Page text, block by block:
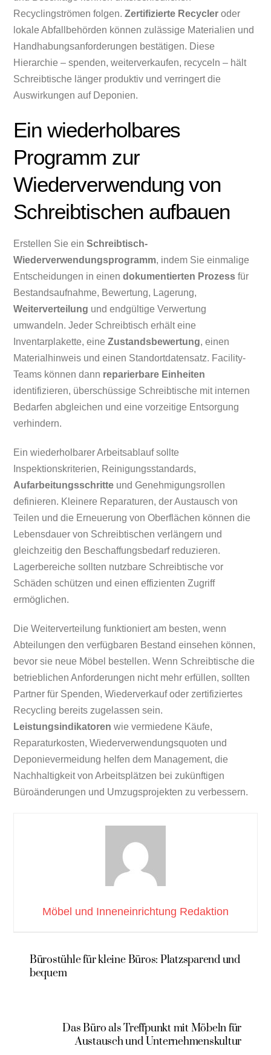
Recyclingströmen folgen.Zertifizierte Recycler oder
lokale Abfallbehörden können zulässige Materialien und
Handhabungsanforderungen bestätigen. Diese
Hierarchie – spenden, weiterverkaufen, recyceln – hält
Schreibtische länger produktiv und verringert die
Auswirkungen auf Deponien.
Ein wiederholbares
Programm zur
Wiederverwendung von
Schreibtischen aufbauen
Erstellen Sie einSchreibtisch-
Wiederverwendungsprogramm, indem Sie einmalige
Entscheidungen in einendokumentierten Prozess für
Bestandsaufnahme, Bewertung, Lagerung,
Weiterverteilung und endgültige Verwertung
umwandeln. Jeder Schreibtisch erhält eine
Inventarplakette, eineZustandsbewertung, einen
Materialhinweis und einen Standortdatensatz. Facility-
Teams können dann reparierbare Einheiten
identifizieren, überschüssige Schreibtische mit internen
Bedarfen abgleichen und eine vorzeitige Entsorgung
verhindern.
Ein wiederholbarer Arbeitsablauf sollte
Inspektionskriterien, Reinigungsstandards,
Aufarbeitungsschritte und Genehmigungsrollen
definieren. Kleinere Reparaturen, der Austausch von
Teilen und die Erneuerung von Oberflächen können die
Lebensdauer von Schreibtischen verlängern und
gleichzeitig den Beschaffungsbedarf reduzieren.
Lagerbereiche sollten nutzbare Schreibtische vor
Schäden schützen und einen effizienten Zugriff
ermöglichen.
Die Weiterverteilung funktioniert am besten, wenn
Abteilungen den verfügbaren Bestand einsehen können,
bevor sie neue Möbel bestellen. Wenn Schreibtische die
betrieblichen Anforderungen nicht mehr erfüllen, sollten
Partner für Spenden, Wiederverkauf oder zertifiziertes
Recycling bereits zugelassen sein.
Leistungsindikatoren wie vermiedene Käufe,
Reparaturkosten, Wiederverwendungsquoten und
Deponievermeidung helfen dem Management, die
Nachhaltigkeit von Arbeitsplätzen bei zukünftigen
Büroänderungen und Umzugsprojekten zu verbessern.
Möbel und Inneneinrichtung Redaktion
Bürostühle für kleine Büros: Platzsparend und
bequem
Das Büro als Treffpunkt mit Möbeln für
Austausch und Unternehmenskultur